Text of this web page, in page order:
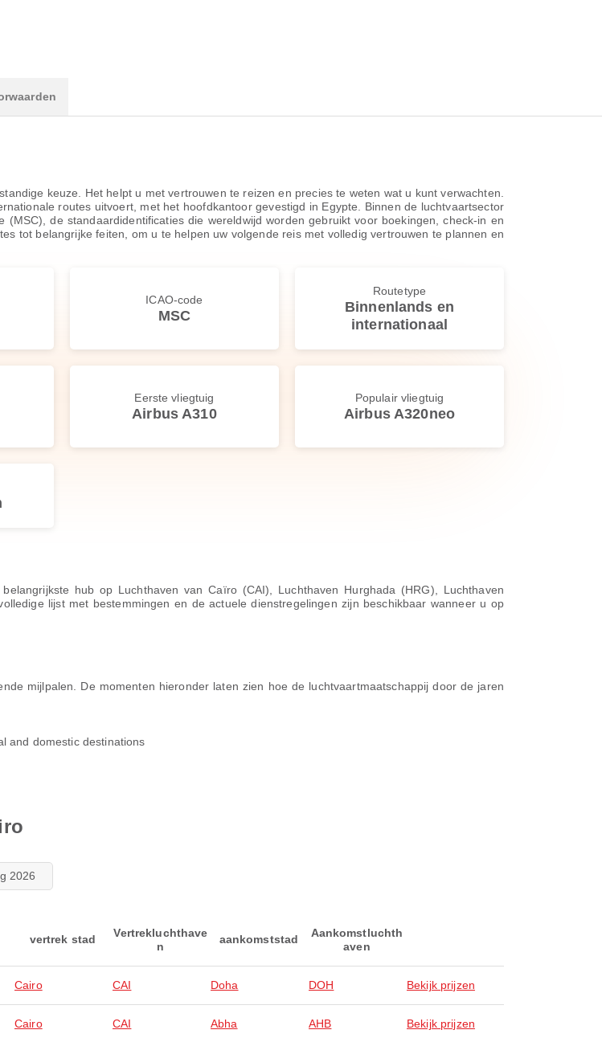
keuze. Het helpt u met vertrouwen te reizen en precies te weten wat u kunt verwachten.
routes uitvoert, met het hoofdkantoor gevestigd in Egypte. Binnen de luchtvaartsector
de standaardidentificaties die wereldwijd worden gebruikt voor boekingen, check-in en
tot belangrijke feiten, om u te helpen uw volgende reis met volledig vertrouwen te plannen en
ICAO-code
MSC
Routetype
Binnenlands en
internationaal
Eerste vliegtuig
Airbus A310
Populair vliegtuig
Airbus A320neo
hub op Luchthaven van Caïro (CAI), Luchthaven Hurghada (HRG), Luchthaven
lijst met bestemmingen en de actuele dienstregelingen zijn beschikbaar wanneer u op
mijlpalen. De momenten hieronder laten zien hoe de luchtvaartmaatschappij door de jaren
and domestic destinations
2026
vertrek stad
Vertrekluchthave
n
aankomststad
Aankomstluchth
aven
Cairo CAI Doha DOH Bekijk prijzen
Cairo CAI Abha AHB Bekijk prijzen